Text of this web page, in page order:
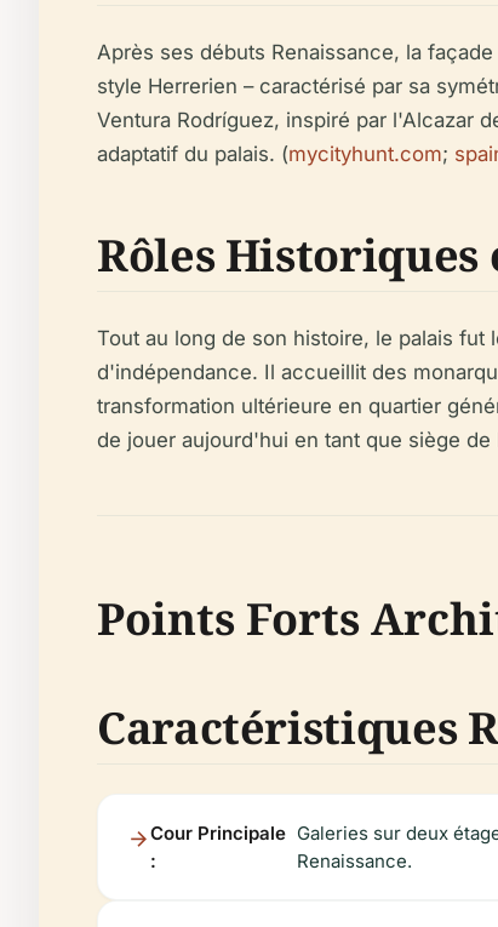
Après ses débuts Renaissance, la
style Herrerien – caractérisé par sa
Ventura Rodríguez, inspiré par l'Alcazar
adaptatif du palais. (mycityhunt.com;
Rôles Historiques
Tout au long de son histoire, le palais fut
d'indépendance. Il accueillit des
transformation ultérieure en quartier
de jouer aujourd'hui en tant que siège
Points Forts
Caractéristiques
Cour Principale
:
Galeries sur deux
Renaissance.